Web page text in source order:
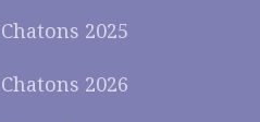
Chatons 2025
Chatons 2026